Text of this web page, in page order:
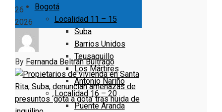
Bogotá
Localidad 11 – 15
Suba
Barrios Unidos
Teusaquillo
Los Mártires
Antonio Nariño
Localidad 16 – 20
Puente Aranda
26
2026
By Fernanda Beltrán Buitrago